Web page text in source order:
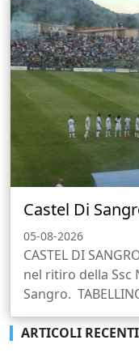
Castel Di
05-08-2026
CASTEL DI
nel ritiro della Ssc
Sangro.
ARTICOLI RECENTI